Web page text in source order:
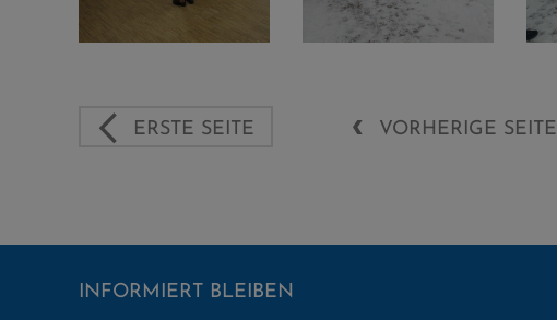
ERSTE SEITE VORHERIGE SEITE
INFORMIERT BLEIBEN